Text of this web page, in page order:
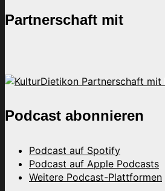
Partnerschaft mit
Podcast abonnieren
Podcast auf Spotify
Podcast auf Apple Podcasts
Weitere Podcast-Plattformen